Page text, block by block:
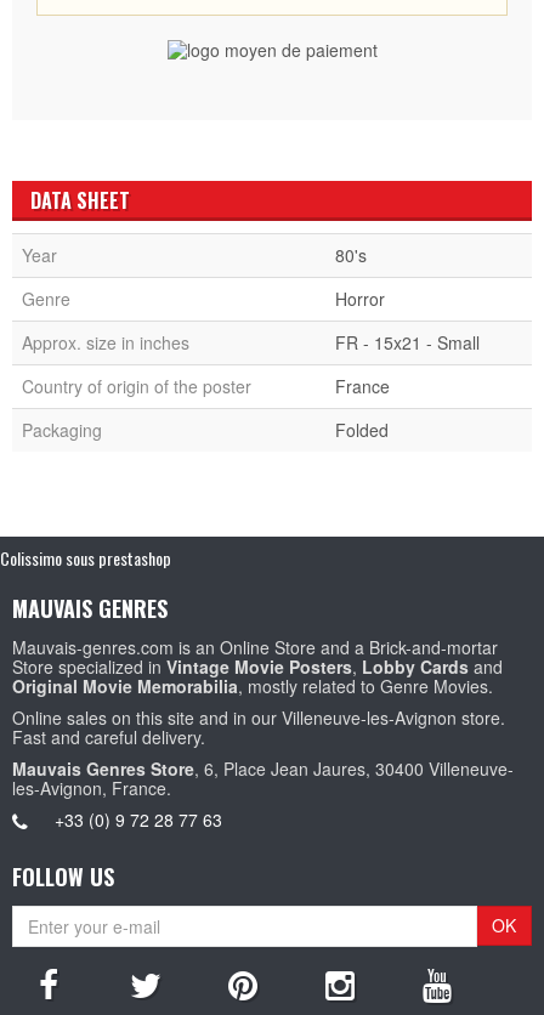
DATA SHEET
Year
80's
Genre
Horror
Approx. size in inches
FR - 15x21 - Small
Country of origin of the poster
France
Packaging
Folded
Colissimo sous prestashop
MAUVAIS GENRES
Mauvais-genres.com is an Online Store and a Brick-and-mortar
Store specialized in Vintage Movie Posters, Lobby Cards and
Original Movie Memorabilia, mostly related to Genre Movies.
Online sales on this site and in our Villeneuve-les-Avignon store.
Fast and careful delivery.
Mauvais Genres Store, 6, Place Jean Jaures, 30400 Villeneuve-
les-Avignon, France.
+33 (0) 9 72 28 77 63
FOLLOW US
OK